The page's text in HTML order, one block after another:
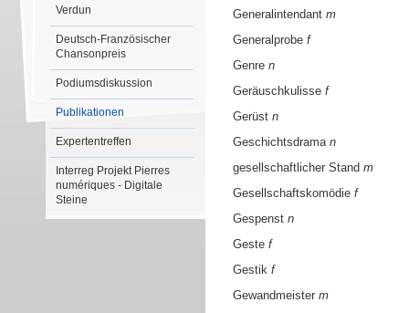
Verdun
Deutsch-Französischer
Chansonpreis
Podiumsdiskussion
Publikationen
Expertentreffen
Interreg Projekt Pierres
numériques - Digitale
Steine
Generalintendant m
Generalprobe f
Genre n
Geräuschkulisse f
Gerüst n
Geschichtsdrama n
gesellschaftlicher Stand m
Gesellschaftskomödie f
Gespenst n
Geste f
Gestik f
Gewandmeister m